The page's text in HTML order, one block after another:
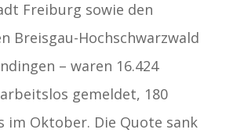
Freiburg sowie den
Breisgau-Hochschwarzwald
– waren 16.424
gemeldet, 180
im Oktober. Die Quote sank